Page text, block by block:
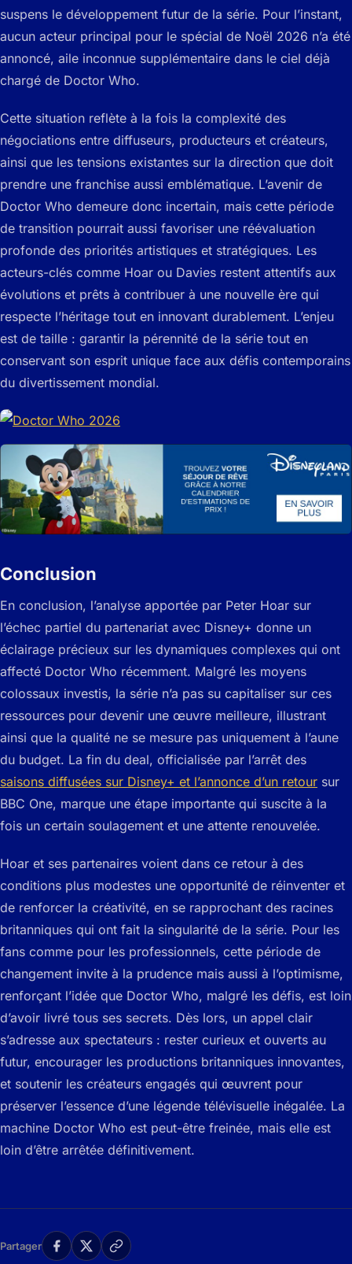
suspens le développement futur de la série. Pour l’instant,
aucun acteur principal pour le spécial de Noël 2026 n’a été
annoncé, aile inconnue supplémentaire dans le ciel déjà
chargé de Doctor Who.
Cette situation reflète à la fois la complexité des
négociations entre diffuseurs, producteurs et créateurs,
ainsi que les tensions existantes sur la direction que doit
prendre une franchise aussi emblématique. L’avenir de
Doctor Who demeure donc incertain, mais cette période
de transition pourrait aussi favoriser une réévaluation
profonde des priorités artistiques et stratégiques. Les
acteurs-clés comme Hoar ou Davies restent attentifs aux
évolutions et prêts à contribuer à une nouvelle ère qui
respecte l’héritage tout en innovant durablement. L’enjeu
est de taille : garantir la pérennité de la série tout en
conservant son esprit unique face aux défis contemporains
du divertissement mondial.
Conclusion
En conclusion, l’analyse apportée par Peter Hoar sur
l’échec partiel du partenariat avec Disney+ donne un
éclairage précieux sur les dynamiques complexes qui ont
affecté Doctor Who récemment. Malgré les moyens
colossaux investis, la série n’a pas su capitaliser sur ces
ressources pour devenir une œuvre meilleure, illustrant
ainsi que la qualité ne se mesure pas uniquement à l’aune
du budget. La fin du deal, officialisée par l’arrêt des
saisons diffusées sur Disney+ et l’annonce d’un retour sur
BBC One, marque une étape importante qui suscite à la
fois un certain soulagement et une attente renouvelée.
Hoar et ses partenaires voient dans ce retour à des
conditions plus modestes une opportunité de réinventer et
de renforcer la créativité, en se rapprochant des racines
britanniques qui ont fait la singularité de la série. Pour les
fans comme pour les professionnels, cette période de
changement invite à la prudence mais aussi à l’optimisme,
renforçant l’idée que Doctor Who, malgré les défis, est loin
d’avoir livré tous ses secrets. Dès lors, un appel clair
s’adresse aux spectateurs : rester curieux et ouverts au
futur, encourager les productions britanniques innovantes,
et soutenir les créateurs engagés qui œuvrent pour
préserver l’essence d’une légende télévisuelle inégalée. La
machine Doctor Who est peut-être freinée, mais elle est
loin d’être arrêtée définitivement.
Partager